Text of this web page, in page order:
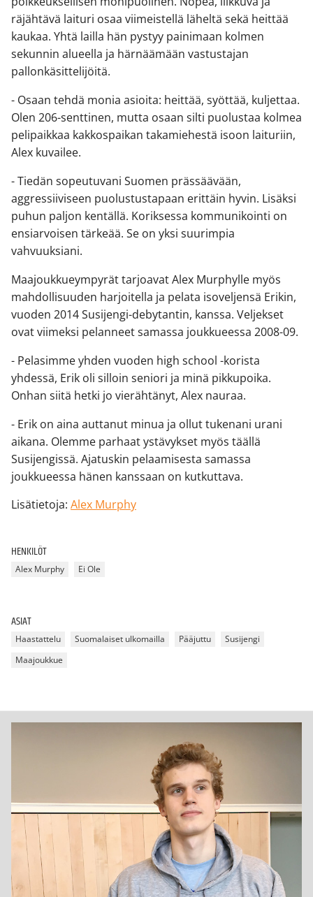
räjähtävä laituri osaa viimeistellä läheltä sekä heittää
kaukaa. Yhtä lailla hän pystyy painimaan kolmen
sekunnin alueella ja härnäämään vastustajan
pallonkäsittelijöitä.
- Osaan tehdä monia asioita: heittää, syöttää, kuljettaa.
Olen 206-senttinen, mutta osaan silti puolustaa kolmea
pelipaikkaa kakkospaikan takamiehestä isoon laituriin,
Alex kuvailee.
- Tiedän sopeutuvani Suomen prässäävään,
aggressiiviseen puolustustapaan erittäin hyvin. Lisäksi
puhun paljon kentällä. Koriksessa kommunikointi on
ensiarvoisen tärkeää. Se on yksi suurimpia
vahvuuksiani.
Maajoukkueympyrät tarjoavat Alex Murphylle myös
mahdollisuuden harjoitella ja pelata isoveljensä Erikin,
vuoden 2014 Susijengi-debytantin, kanssa. Veljekset
ovat viimeksi pelanneet samassa joukkueessa 2008-09.
- Pelasimme yhden vuoden high school -korista
yhdessä, Erik oli silloin seniori ja minä pikkupoika.
Onhan siitä hetki jo vierähtänyt, Alex nauraa.
- Erik on aina auttanut minua ja ollut tukenani urani
aikana. Olemme parhaat ystävykset myös täällä
Susijengissä. Ajatuskin pelaamisesta samassa
joukkueessa hänen kanssaan on kutkuttava.
Lisätietoja: Alex Murphy
HENKILÖT
Alex Murphy Ei Ole
ASIAT
Haastattelu Suomalaiset ulkomailla Pääjuttu
Susijengi
Maajoukkue